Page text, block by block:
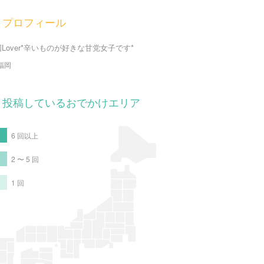
プロフィール
辛いものが好きな甘党女子です*
岡
投稿しているおでかけエリア
6 回以上
2 〜 5 回
1 回